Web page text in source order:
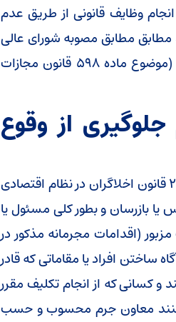
مصوب ۱۳۹۶) و اهمال در انجام وظایف قانونی از طریق عدم
مطابق مطابق مصوبه شورای عالی
هماهنگی اقتصادی، که موجب تضییع اموال دولتی گردیده است، (موضوع ماده ۵۹۸ قانون مجازات
از وقوع
در مورد اتهامی اول سیدرضا فاطمی امین که موضوع تبصره ۲ ماده ۲ قانون اخلاگران در نظام اقتصادی
بازرسان و بطور کلی مسئول یا
(اقدامات مجرمانه مذکور در
ساختن افراد یا مقاماتی که قادر
و کسانی که از انجام تکلیف مقرر
کنند معاون جرم محسوب و حسب